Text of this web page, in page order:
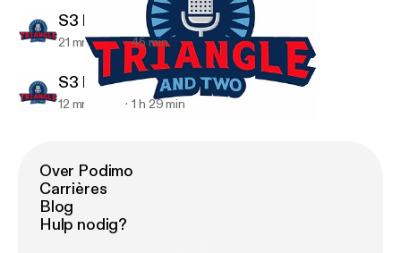
S3 E10 - Madness Reaction
21 mrt 2018 45 min
S3 E9 - NCAA Tourney
12 mrt 2018 1 h 29 min
Over Podimo
Carrières
Blog
Hulp nodig?